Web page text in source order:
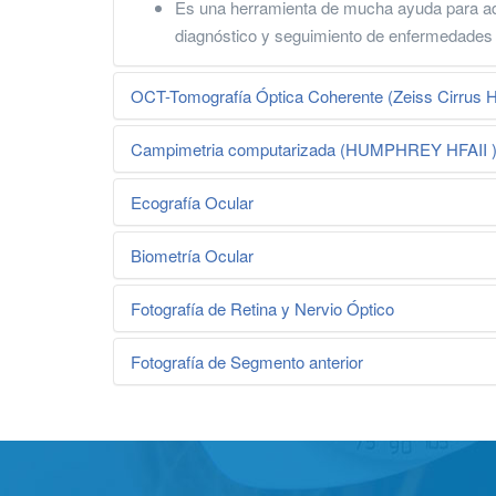
Es una herramienta de mucha ayuda para
diagnóstico y seguimiento de
OCT-Tomografía Óptica Coherente (Zeiss Cirrus
luz especial y construye una imagen con
Campimetria computarizada (HUMPHREY HFAII )
Ecografía Ocular
Biometría Ocular
Fotografía de Retina y Nervio Óptico
Fotografía de Segmento anterior